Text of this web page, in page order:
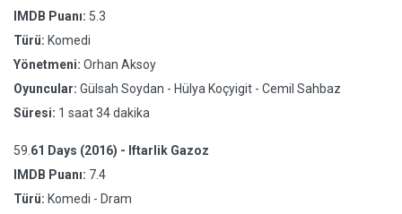
IMDB Puanı: 5.3
Türü: Komedi
Yönetmeni: Orhan Aksoy
Oyuncular: Gülsah Soydan - Hülya Koçyigit - Cemil Sahbaz
Süresi: 1 saat 34 dakika
59. 61 Days (2016) - Iftarlik Gazoz
IMDB Puanı: 7.4
Türü: Komedi - Dram